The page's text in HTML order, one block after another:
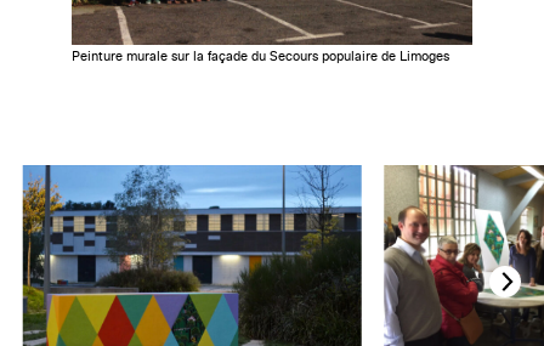
Peinture murale sur la façade du Secours populaire de Limoges